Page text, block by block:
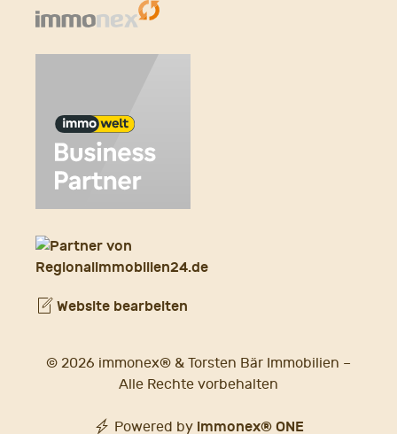
Website bearbeiten
© 2026 immonex® & Torsten Bär Immobilien –
Alle Rechte vorbehalten
Powered by immonex® ONE